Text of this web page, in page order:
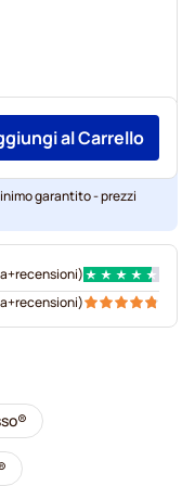
al Carrello
garantito - prezzi
recensioni)
recensioni)